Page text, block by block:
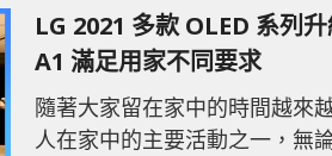
IPX4 適合戶外使用 市面上的無
LG 2021 多款 OLED 系列
A1 滿足用家不同要求
隨著大家留在家中的時間越來
人在家中的主要活動之一，無